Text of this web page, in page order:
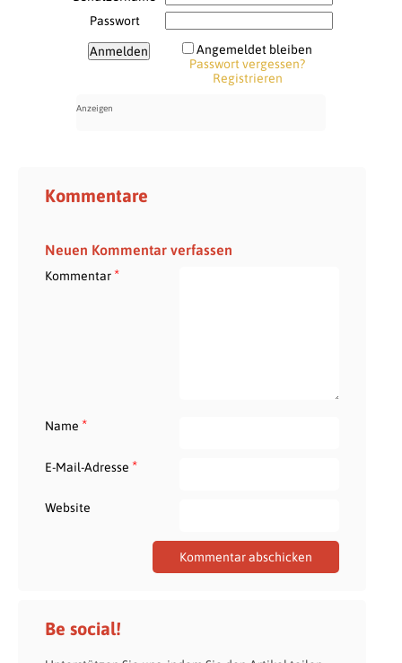
Passwort
Angemeldet bleiben
Passwort vergessen?
Registrieren
Kommentare
Neuen Kommentar verfassen
Kommentar*
Name *
E-Mail-Adresse *
Website
Be social!